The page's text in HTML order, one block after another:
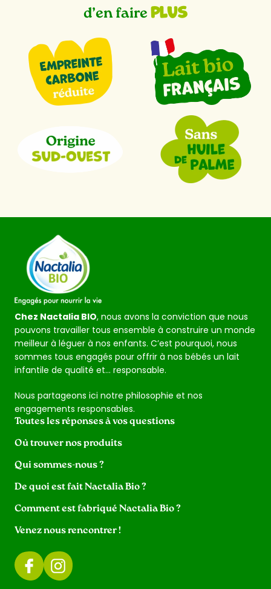
d’en faire plus
Chez Nactalia BIO, nous avons la conviction que nous
pouvons travailler tous ensemble à construire un monde
meilleur à léguer à nos enfants. C’est pourquoi, nous
sommes tous engagés pour offrir à nos bébés un lait
infantile de qualité et… responsable.
Nous partageons ici notre philosophie et nos
engagements responsables.
Toutes les réponses à vos questions
Où trouver nos produits
Qui sommes-nous ?
De quoi est fait Nactalia Bio ?
Comment est fabriqué Nactalia Bio ?
Venez nous rencontrer !